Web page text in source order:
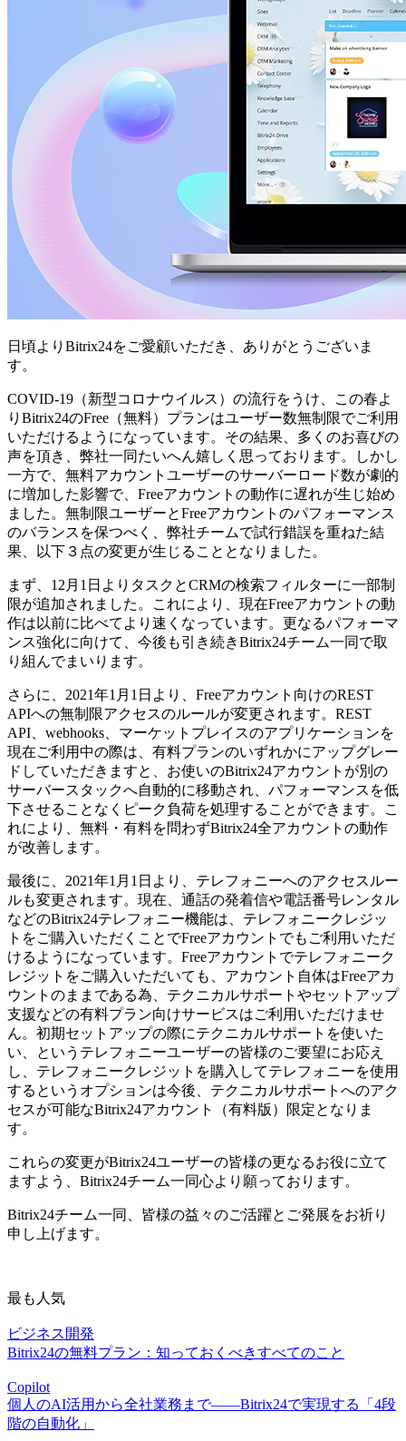
日頃よりBitrix24をご愛顧いただき、ありがとうございま
す。
COVID-19（新型コロナウイルス）の流行をうけ、この春よ
りBitrix24のFree（無料）プランはユーザー数無制限でご利用
いただけるようになっています。その結果、多くのお喜びの
声を頂き、弊社一同たいへん嬉しく思っております。しかし
一方で、無料アカウントユーザーのサーバーロード数が劇的
に増加した影響で、Freeアカウントの動作に遅れが生じ始め
ました。無制限ユーザーとFreeアカウントのパフォーマンス
のバランスを保つべく、弊社チームで試行錯誤を重ねた結
果、以下３点の変更が生じることとなりました。
まず、12月1日よりタスクとCRMの検索フィルターに一部制
限が追加されました。これにより、現在Freeアカウントの動
作は以前に比べてより速くなっています。更なるパフォーマ
ンス強化に向けて、今後も引き続きBitrix24チーム一同で取
り組んでまいります。
さらに、2021年1月1日より、Freeアカウント向けのREST
APIへの無制限アクセスのルールが変更されます。REST
API、webhooks、マーケットプレイスのアプリケーションを
現在ご利用中の際は、有料プランのいずれかにアップグレー
ドしていただきますと、お使いのBitrix24アカウントが別の
サーバースタックへ自動的に移動され、パフォーマンスを低
下させることなくピーク負荷を処理することができます。こ
れにより、無料・有料を問わずBitrix24全アカウントの動作
が改善します。
最後に、2021年1月1日より、テレフォニーへのアクセスルー
ルも変更されます。現在、通話の発着信や電話番号レンタル
などのBitrix24テレフォニー機能は、テレフォニークレジッ
トをご購入いただくことでFreeアカウントでもご利用いただ
けるようになっています。Freeアカウントでテレフォニーク
レジットをご購入いただいても、アカウント自体はFreeアカ
ウントのままである為、テクニカルサポートやセットアップ
支援などの有料プラン向けサービスはご利用いただけませ
ん。初期セットアップの際にテクニカルサポートを使いた
い、というテレフォニーユーザーの皆様のご要望にお応え
し、テレフォニークレジットを購入してテレフォニーを使用
するというオプションは今後、テクニカルサポートへのアク
セスが可能なBitrix24アカウント（有料版）限定となりま
す。
これらの変更がBitrix24ユーザーの皆様の更なるお役に立て
ますよう、Bitrix24チーム一同心より願っております。
Bitrix24チーム一同、皆様の益々のご活躍とご発展をお祈り
申し上げます。
最も人気
ビジネス開発
Bitrix24の無料プラン：知っておくべきすべてのこと
Copilot
個人のAI活用から全社業務まで――Bitrix24で実現する「4段
階の自動化」